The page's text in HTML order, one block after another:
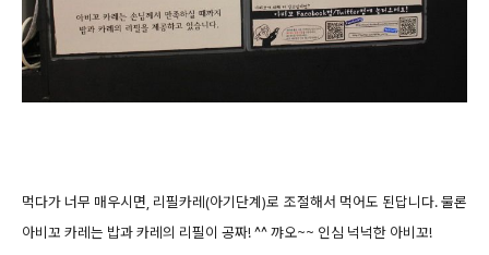
먹다가 너무 매우시면, 리필카레(아기단계)로 조절해서 먹어도 된답니다. 물론
아비꼬 카레는 밥과 카레의 리필이 공짜! ^^ 꺄오~~ 인심 넉넉한 아비꼬!